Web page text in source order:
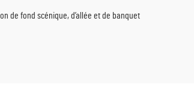
de fond scénique, d’allée et de banquet